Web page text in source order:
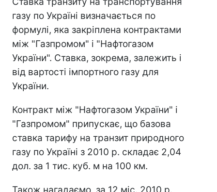
газу по Україні визначається по
формулі, яка закріплена контрактами
між "Газпромом" і "Нафтогазом
України". Ставка, зокрема, залежить і
від вартості імпортного газу для
України.
Контракт між "Нафтогазом України" і
"Газпромом" припускає, що базова
ставка тарифу на транзит природного
газу по Україні з 2010 р. складає 2,04
дол. за 1 тис. куб. м на 100 км.